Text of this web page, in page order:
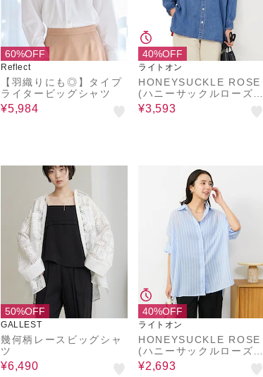
60%OFF
Reflect
【羽織りにも◎】タイプ
ライタービッグシャツ
¥5,984
40%OFF
ライトオン
HONEYSUCKLE ROSE
(ハニーサックルローズ)
ＣＯＯＬＴＯＵＣＨデニ
ムビッグシャツ
¥3,593
50%OFF
GALLEST
幾何柄レースビッグシャ
ツ
¥6,490
40%OFF
ライトオン
HONEYSUCKLE ROSE
(ハニーサックルローズ)
シアービッグシャツ
¥2,693